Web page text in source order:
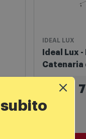
IDEAL LUX
Ideal Lux -
Catenaria